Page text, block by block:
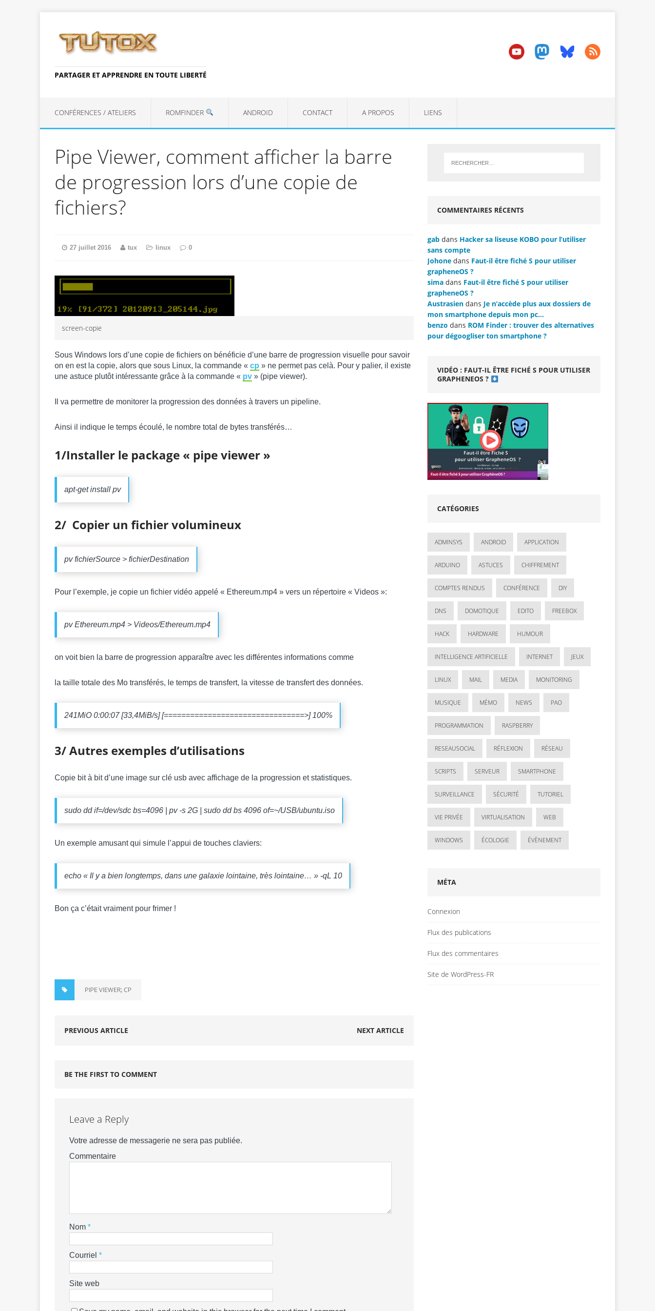
PARTAGER ET APPRENDRE EN TOUTE LIBERTÉ
CONFÉRENCES / ATELIERS ROMFINDER ANDROID CONTACT A PROPOS LIENS
Pipe Viewer, comment afficher la barre
de progression lors d’une copie de
fichiers?
27 juillet 2016 tux linux 0
screen-copie
Sous Windows lors d’une copie de fichiers on bénéficie d’une barre de progression visuelle pour savoir
on en est la copie, alors que sous Linux, la commande « cp » ne permet pas celà. Pour y palier, il existe
une astuce plutôt intéressante grâce à la commande « pv » (pipe viewer).
Il va permettre de monitorer la progression des données à travers un pipeline.
Ainsi il indique le temps écoulé, le nombre total de bytes transférés…
1/Installer le package « pipe viewer »
apt-get install pv
2/ Copier un fichier volumineux
pv fichierSource > fichierDestination
Pour l’exemple, je copie un fichier vidéo appelé « Ethereum.mp4 » vers un répertoire « Videos »:
pv Ethereum.mp4 > Videos/Ethereum.mp4
on voit bien la barre de progression apparaître avec les différentes informations comme
la taille totale des Mo transférés, le temps de transfert, la vitesse de transfert des données.
241MiO 0:00:07 [33,4MiB/s] [================================>] 100%
3/ Autres exemples d’utilisations
Copie bit à bit d’une image sur clé usb avec affichage de la progression et statistiques.
sudo dd if=/dev/sdc bs=4096 | pv -s 2G | sudo dd bs 4096 of=~/USB/ubuntu.iso
Un exemple amusant qui simule l’appui de touches claviers:
echo « Il y a bien longtemps, dans une galaxie lointaine, très lointaine… » -qL 10
Bon ça c’était vraiment pour frimer !
PIPE VIEWER; CP
PREVIOUS ARTICLE NEXT ARTICLE
BE THE FIRST TO COMMENT
Leave a Reply
Votre adresse de messagerie ne sera pas publiée.
Commentaire
Nom *
Courriel *
Site web
COMMENTAIRES RÉCENTS
gab dans Hacker sa liseuse KOBO pour l’utiliser
sans compte
Johone dans Faut-il être fiché S pour utiliser
grapheneOS ?
sima dans Faut-il être fiché S pour utiliser
grapheneOS ?
Austrasien dans Je n’accède plus aux dossiers de
mon smartphone depuis mon pc…
benzo dans ROM Finder : trouver des alternatives
pour dégoogliser ton smartphone ?
VIDÉO : FAUT-IL ÊTRE FICHÉ S POUR UTILISER
GRAPHENEOS ?
CATÉGORIES
ADMINSYS ANDROID APPLICATION
ARDUINO ASTUCES CHIFFREMENT
COMPTES RENDUS CONFÉRENCE DIY
DNS DOMOTIQUE EDITO FREEBOX
HACK HARDWARE HUMOUR
INTELLIGENCE ARTIFICIELLE INTERNET JEUX
LINUX MAIL MEDIA MONITORING
MUSIQUE MÉMO NEWS PAO
PROGRAMMATION RASPBERRY
RESEAUSOCIAL RÉFLEXION RÉSEAU
SCRIPTS SERVEUR SMARTPHONE
SURVEILLANCE SÉCURITÉ TUTORIEL
VIE PRIVÉE VIRTUALISATION WEB
WINDOWS ÉCOLOGIE ÉVÈNEMENT
MÉTA
Connexion
Flux des publications
Flux des commentaires
Site de WordPress-FR